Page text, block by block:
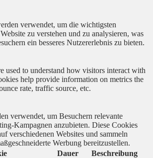
verwendet, um die wichtigsten
zu verstehen und zu analysieren, was
ein besseres Nutzererlebnis zu bieten.
used to understand how visitors interact with
help provide information on metrics the
rate, traffic source, etc.
verwendet, um Besuchern relevante
Kampagnen anzubieten. Diese Cookies
verschiedenen Websites und sammeln
Werbung bereitzustellen.
Dauer Beschreibung